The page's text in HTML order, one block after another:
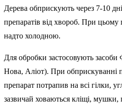
Дерева обприскують через 7-10
препаратів від хвороб. При
надто холодною.
Для обробки застосовують
Нова, Аліот). При обприскуванні
препарат потрапив на всі гілки,
зазвичай ховаються кліщі, мушки,